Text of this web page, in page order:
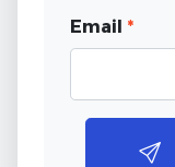
Email *